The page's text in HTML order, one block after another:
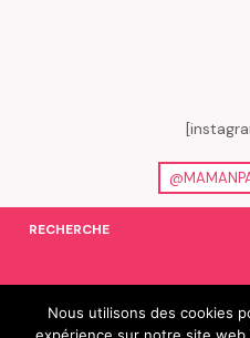
RECHERCHE
ON EN PARLE…
Nous utilisons des cookies